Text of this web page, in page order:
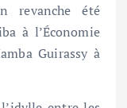
revanche été
à l’Économie
Guirassy à